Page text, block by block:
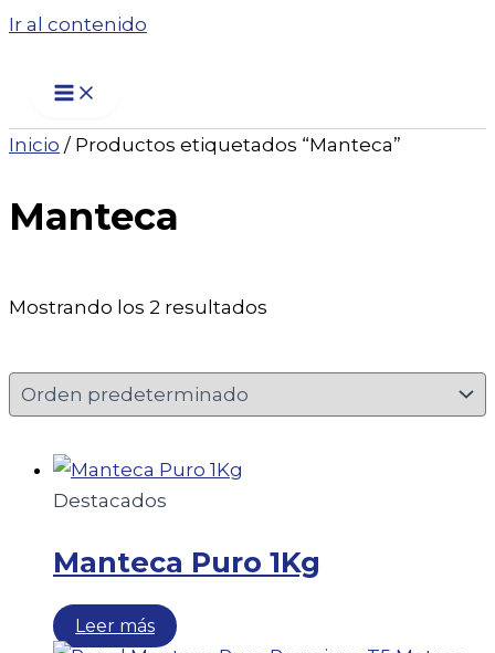
Ir al contenido
Inicio / Productos etiquetados “Manteca”
Manteca
Mostrando los 2 resultados
Destacados
Manteca Puro 1Kg
Leer más